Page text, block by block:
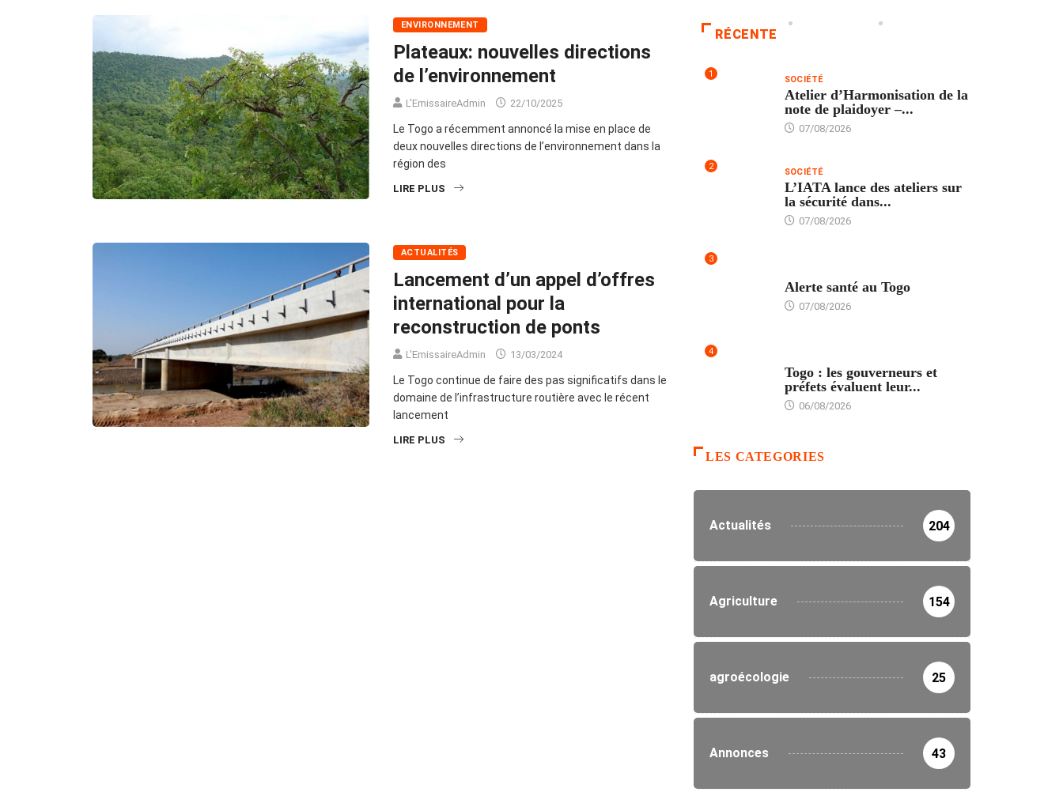
ENVIRONNEMENT
Plateaux: nouvelles directions
de l’environnement
L'EmissaireAdmin 22/10/2025
Le Togo a récemment annoncé la mise en place de
deux nouvelles directions de l’environnement dans la
région des
LIRE PLUS
ACTUALITÉS
Lancement d’un appel d’offres
international pour la
reconstruction de ponts
L'EmissaireAdmin 13/03/2024
Le Togo continue de faire des pas significatifs dans le
domaine de l’infrastructure routière avec le récent
lancement
LIRE PLUS
RÉCENTE
1 SOCIÉTÉ
Atelier d’Harmonisation de la
note de plaidoyer –...
07/08/2026
2 SOCIÉTÉ
L’IATA lance des ateliers sur
la sécurité dans...
07/08/2026
3
Alerte santé au Togo
07/08/2026
4
Togo : les gouverneurs et
préfets évaluent leur...
06/08/2026
LES CATEGORIES
Actualités 204
Agriculture 154
agroécologie 25
Annonces 43